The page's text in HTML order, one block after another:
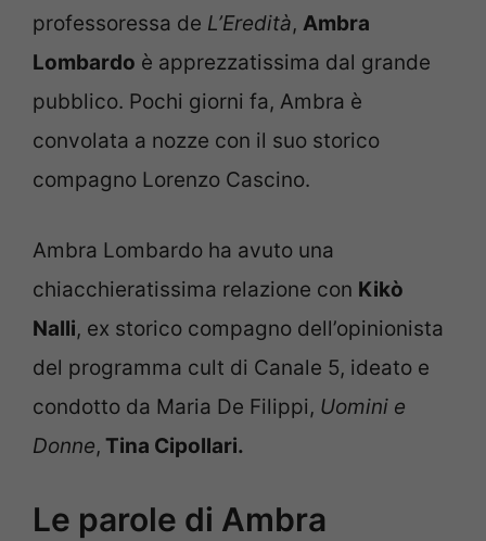
professoressa de L’Eredità, Ambra
Lombardo è apprezzatissima dal grande
pubblico. Pochi giorni fa, Ambra è
convolata a nozze con il suo storico
compagno Lorenzo Cascino.
Ambra Lombardo ha avuto una
chiacchieratissima relazione con Kikò
Nalli, ex storico compagno dell’opinionista
del programma cult di Canale 5, ideato e
condotto da Maria De Filippi, Uomini e
Donne, Tina Cipollari.
Le parole di Ambra